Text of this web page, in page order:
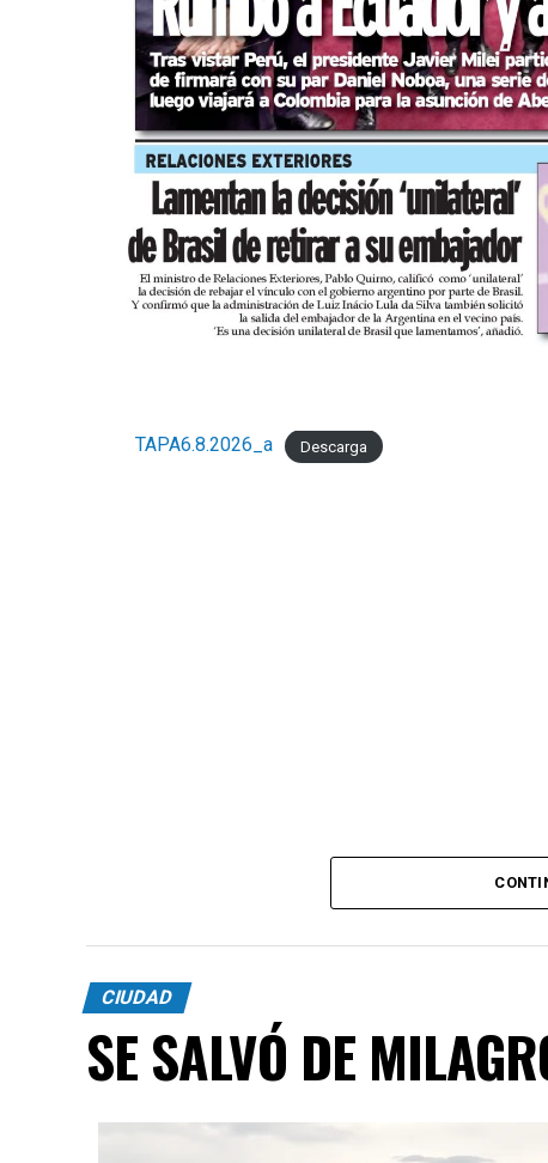
TAPA6.8.2026_a Descarga
CIUDAD
SE SALVÓ DE